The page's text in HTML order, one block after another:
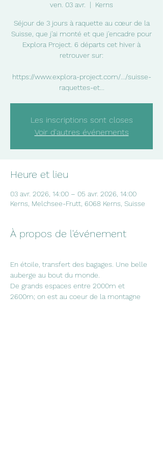
ven. 03 avr.
  |
Kerns
Séjour de 3 jours à raquette au cœur de la
Suisse, que j'ai monté et que j'encadre pour
Explora Project. 6 départs cet hiver à
retrouver sur:
https://www.explora-project.com/.../suisse-
raquettes-et...
Les inscriptions sont closes
Voir d'autres événements
Heure et lieu
03 avr. 2026, 14:00 – 05 avr. 2026, 14:00
Kerns, Melchsee-Frutt, 6068 Kerns, Suisse
À propos de l'événement
En étoile, transfert des bagages. Une belle
auberge au bout du monde.
De grands espaces entre 2000m et
2600m; on est au coeur de la montagne